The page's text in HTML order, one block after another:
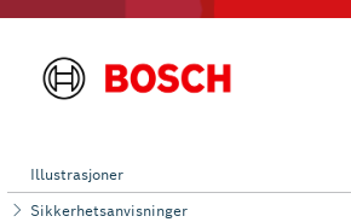
Illustrasjoner
Sikkerhetsanvisninger